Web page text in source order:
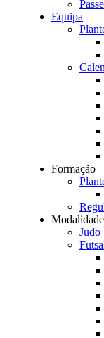
Equipa
Formação
Judo